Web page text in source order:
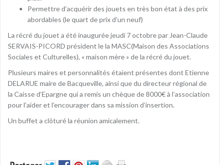
Permettre d’acquérir des jouets en très bon état à des prix
abordables (le quart de prix d’un neuf)
La récré du jouet a été inaugurée jeudi 7 octobre par Jean-Claude
SERVAIS-PICORD président le la MASC(Maison des Associations
Sociales et Culturelles), « maison mère » de la récré du jouet.
Plusieurs maires et personnalités étaient présentes dont Etienne
DELARUE maire de Bacqueville, ainsi que du directeur régional de
la Caisse d’Epargne qui a remis un chèque de 8000€ à l’association
pour l’aider et l’encourager dans sa mission d’insertion.
Un buffet a clôturé la réunion amicalement.